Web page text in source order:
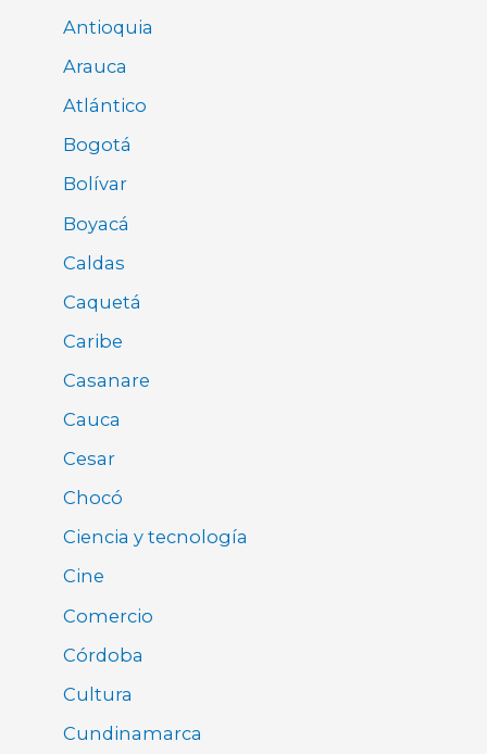
Antioquia
Arauca
Atlántico
Bogotá
Bolívar
Boyacá
Caldas
Caquetá
Caribe
Casanare
Cauca
Cesar
Chocó
Ciencia y tecnología
Cine
Comercio
Córdoba
Cultura
Cundinamarca